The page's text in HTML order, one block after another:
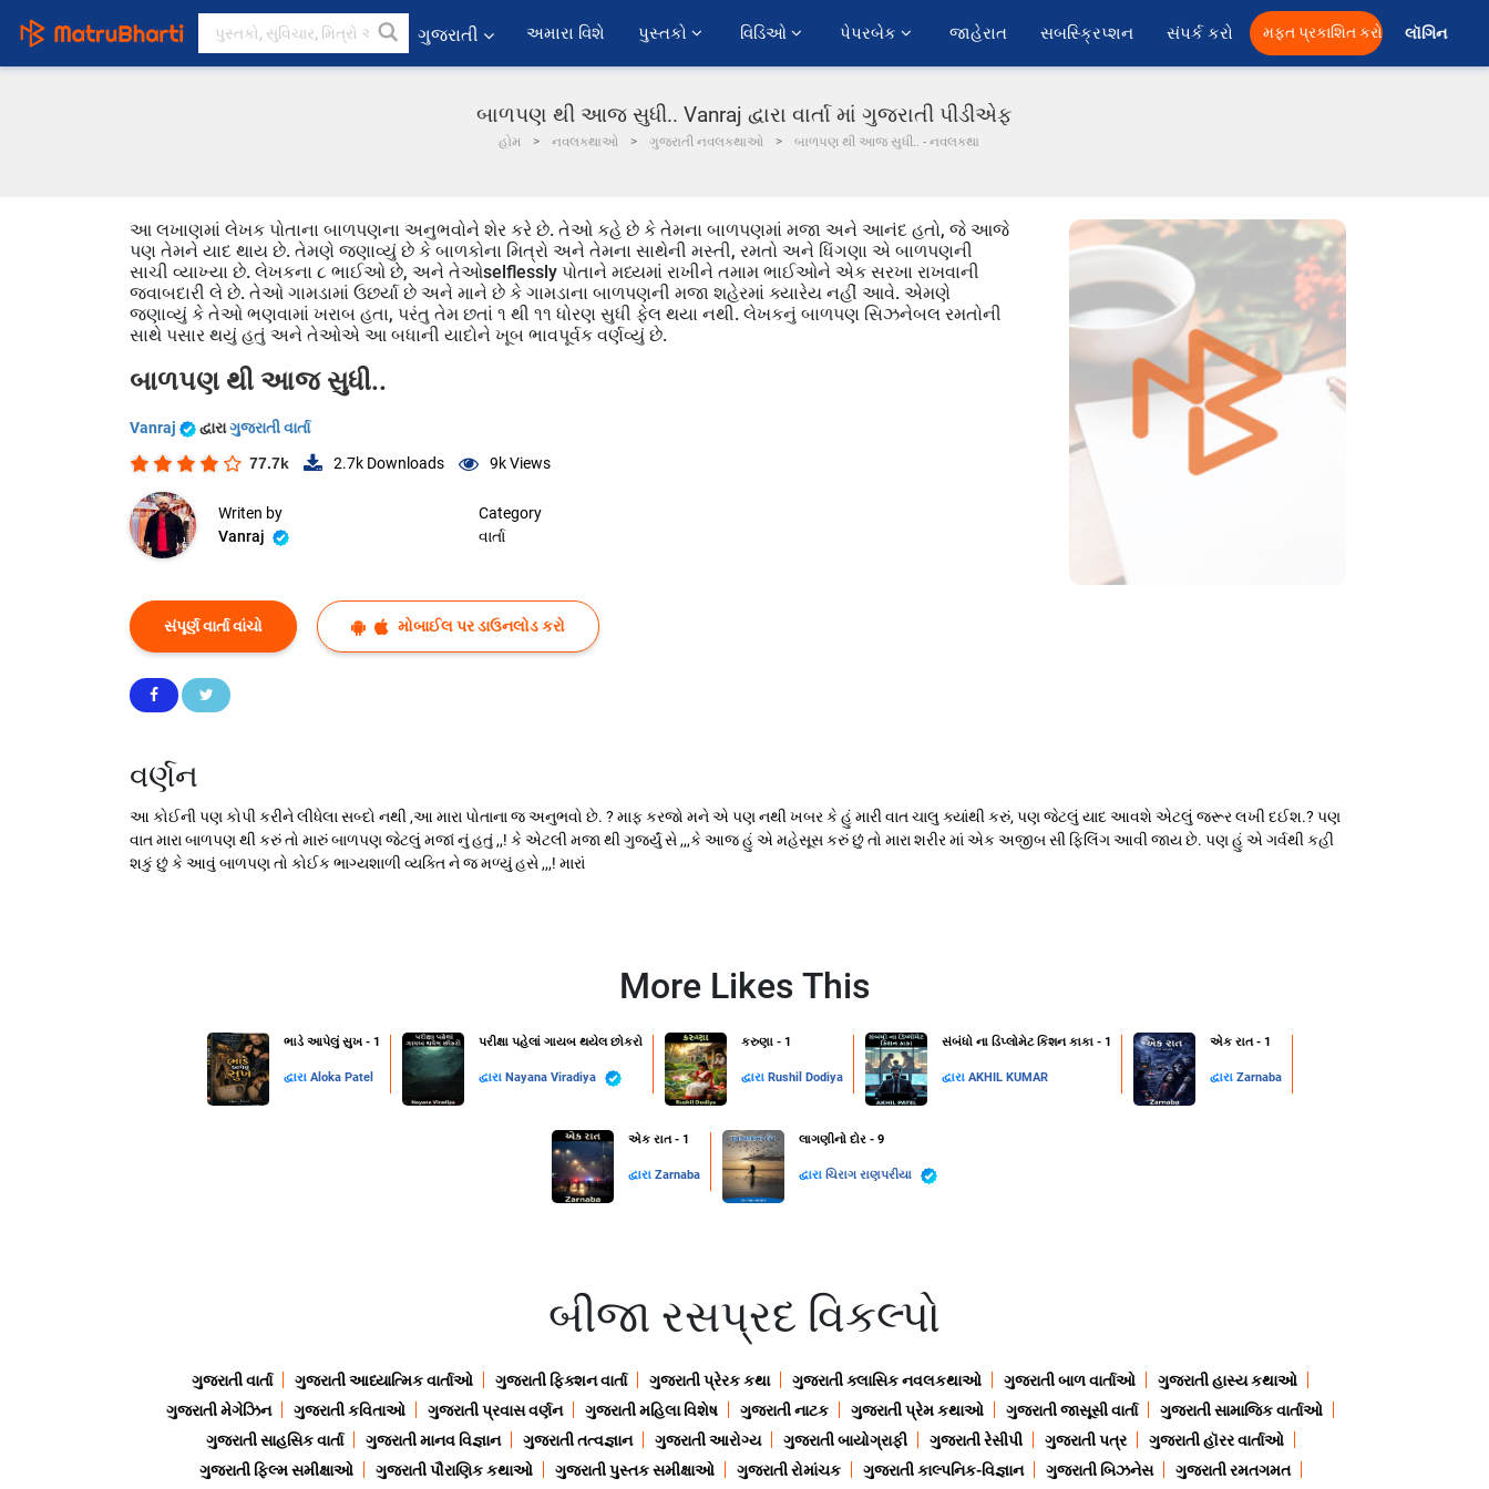
ગુજરાતી અમારા વિશે પુસ્તકો વિડિઓ પેપરબેક જાહેરાત સબસ્ક્રિપ્શન સંપર્ક કરો મફત પ્રકાશિત કરો લૉગિન
બાળપણ થી આજ સુધી.. Vanraj દ્વારા વાર્તા માં ગુજરાતી પીડીએફ
હોમ નવલકથાઓ ગુજરાતી નવલકથાઓ બાળપણ થી આજ સુધી.. - નવલકથા
આ લખાણમાં લેખક પોતાના બાળપણના અનુભવોને શેર કરે છે. તેઓ કહે છે કે તેમના બાળપણમાં મજા અને આનંદ હતો, જે આજે
પણ તેમને યાદ થાય છે. તેમણે જણાવ્યું છે કે બાળકોના મિત્રો અને તેમના સાથેની મસ્તી, રમતો અને ધિંગણા એ બાળપણની
સાચી વ્યાખ્યા છે. લેખકના ૮ ભાઈઓ છે, અને તેઓselflessly પોતાને મધ્યમાં રાખીને તમામ ભાઈઓને એક સરખા રાખવાની
જવાબદારી લે છે. તેઓ ગામડામાં ઉછર્યા છે અને માને છે કે ગામડાના બાળપણની મજા શહેરમાં ક્યારેય નહીં આવે. એમણે
જણાવ્યું કે તેઓ ભણવામાં ખરાબ હતા, પરંતુ તેમ છતાં ૧ થી ૧૧ ધોરણ સુધી ફેલ થયા નથી. લેખકનું બાળપણ સિઝનેબલ રમતોની
સાથે પસાર થયું હતું અને તેઓએ આ બધાની યાદોને ખૂબ ભાવપૂર્વક વર્ણવ્યું છે.
બાળપણ થી આજ સુધી..
Vanraj દ્વારાગુજરાતી વાર્તા
77.7k 2.7k Downloads 9kViews
Writen by
Vanraj
Category
વાર્તા
સંપૂર્ણ વાર્તા વાંચો મોબાઈલ પર ડાઉનલોડ કરો
વર્ણન
આ કોઈની પણ કોપી કરીને લીધેલા સબ્દો નથી ,આ મારા પોતાના જ અનુભવો છે. ? માફ કરજો મને એ પણ નથી ખબર કે હું મારી વાત ચાલુ ક્યાંથી કરું, પણ જેટલું યાદ આવશે એટલું જરૂર લખી દઈશ.? પણ
વાત મારા બાળપણ થી કરું તો મારું બાળપણ જેટલું મજાં નું હતું ,,! કે એટલી મજા થી ગુજર્યું સે ,,,કે આજ હું એ મહેસૂસ કરું છું તો મારા શરીર માં એક અજીબ સી ફિલિંગ આવી જાય છે. પણ હું એ ગર્વથી કહી
શકું છું કે આવું બાળપણ તો કોઈક ભાગ્યશાળી વ્યક્તિ ને જ મળ્યું હસે ,,,! મારાં
More Likes This
ભાડે આપેલું સુખ - 1
દ્વારા Aloka Patel
પરીક્ષા પહેલાં ગાયબ થયેલ છોકરો
દ્વારા Nayana Viradiya
કરુણા - 1
દ્વારા Rushil Dodiya
સંબંધો ના ડિપ્લોમેટ કિશન કાકા - 1
દ્વારા AKHIL KUMAR
એક રાત - 1
દ્વારા Zarnaba
એક રાત - 1
દ્વારા Zarnaba
લાગણીનો દોર - 9
દ્વારા ચિરાગ રાણપરીયા
બીજા રસપ્રદ વિકલ્પો
ગુજરાતી વાર્તા ગુજરાતી આધ્યાત્મિક વાર્તાઓ ગુજરાતી ફિક્શન વાર્તા ગુજરાતી પ્રેરક કથા ગુજરાતી ક્લાસિક નવલકથાઓ ગુજરાતી બાળ વાર્તાઓ
ગુજરાતી હાસ્ય કથાઓ
ગુજરાતી મેગેઝિન
ગુજરાતી કવિતાઓ ગુજરાતી પ્રવાસ વર્ણન ગુજરાતી મહિલા વિશેષ ગુજરાતી નાટક ગુજરાતી પ્રેમ કથાઓ ગુજરાતી જાસૂસી વાર્તા
ગુજરાતી સામાજિક વાર્તાઓ
ગુજરાતી સાહસિક વાર્તા
ગુજરાતી માનવ વિજ્ઞાન ગુજરાતી તત્વજ્ઞાન ગુજરાતી આરોગ્ય ગુજરાતી બાયોગ્રાફી ગુજરાતી રેસીપી ગુજરાતી પત્ર
ગુજરાતી હૉરર વાર્તાઓ
ગુજરાતી ફિલ્મ સમીક્ષાઓ
ગુજરાતી પૌરાણિક કથાઓ ગુજરાતી પુસ્તક સમીક્ષાઓ ગુજરાતી રોમાંચક ગુજરાતી કાલ્પનિક-વિજ્ઞાન ગુજરાતી બિઝનેસ ગુજરાતી રમતગમત